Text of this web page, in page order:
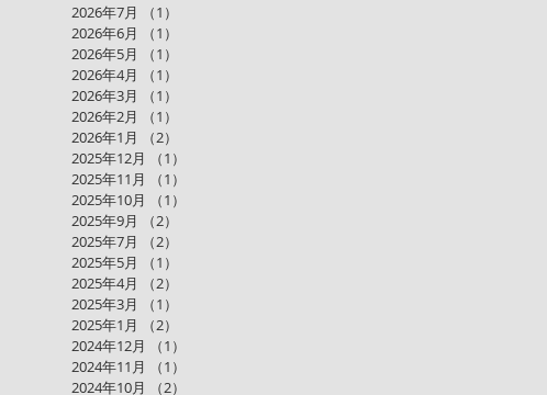
2026年7月 （1）
2026年6月
（1）
2026年5月
（1）
2026年4月
（1）
2026年3月
（1）
2026年2月
（1）
2026年1月
（2）
2025年12月
（1）
2025年11月
（1）
2025年10月
（1）
2025年9月
（2）
2025年7月
（2）
2025年5月
（1）
2025年4月
（2）
2025年3月
（1）
2025年1月
（2）
2024年12月
（1）
2024年11月
（1）
2024年10月
（2）